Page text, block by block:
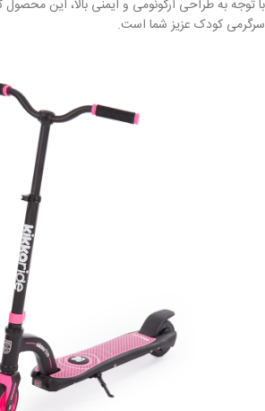
با توجه به طراحی ارگونومی و ایمنی بالا، این محصول
سرگرمی کودک عزیز شما است.